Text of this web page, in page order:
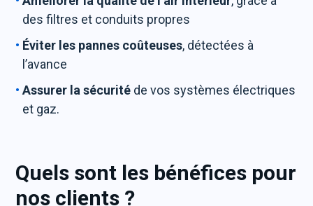
des filtres et conduits propres
Éviter les pannes coûteuses, détectées à
l’avance
Assurer la sécurité de vos systèmes électriques
et gaz.
Quels sont les bénéfices pour
nos clients ?